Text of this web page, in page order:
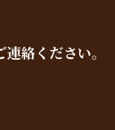
絡ください。